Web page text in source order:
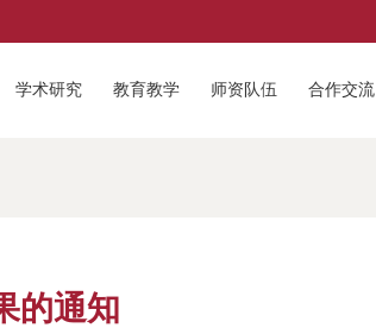
学术研究 教育教学 师资队伍 合作交流
的通知